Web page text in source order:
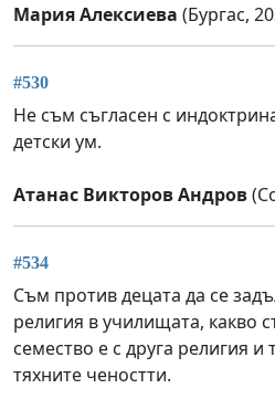
Мария Алексиева (Бургас,
#530
Не съм съгласен с
детски ум.
Атанас Викторов Андров
#534
Съм против децата да се
религия в училищата, какво
семество е с друга религия
тяхните ченостти.